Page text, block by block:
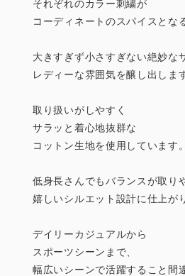
それぞれのカラー刺繍が
コーディネートのスパイスとな
大きすぎず小さすぎない絶妙な
レディーな雰囲気を醸し出しま
取り扱いがしやすく
サラッと着心地抜群な
コットン生地を使用しています。
低身長さんでもバランスが取り
嬉しいシルエット設計に仕上が
デイリーカジュアルから
スポーツシーンまで、
幅広いシーンで活躍すること間